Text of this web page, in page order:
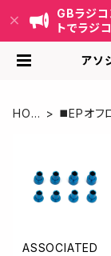
GBラジコ
トでラジ
アソ
HOM
◼️EPオフ
ASSOCIATED